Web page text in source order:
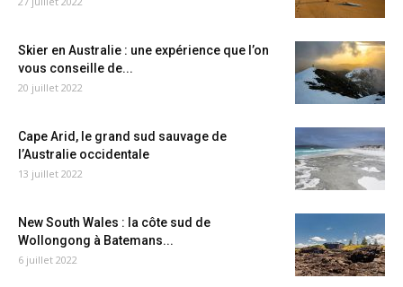
Skier en Australie : une expérience que l’on
vous conseille de...
20 juillet 2022
Cape Arid, le grand sud sauvage de
l’Australie occidentale
13 juillet 2022
New South Wales : la côte sud de
Wollongong à Batemans...
6 juillet 2022